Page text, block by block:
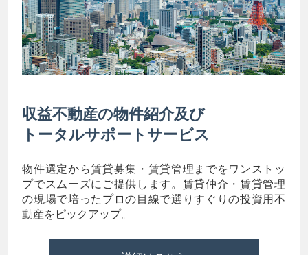
収益不動産の物件紹介及び
トータルサポートサービス
物件選定から賃貸募集・賃貸管理までをワンストッ
プでスムーズにご提供します。賃貸仲介・賃貸管理
の現場で培ったプロの目線で選りすぐりの投資用不
動産をピックアップ。